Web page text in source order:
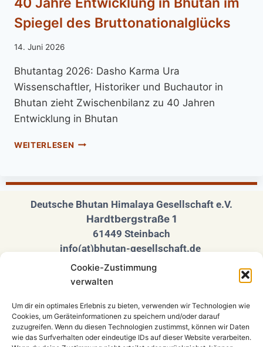
Cookie-Zustimmung
verwalten
Um dir ein optimales Erlebnis zu bieten, verwenden wir Technologien wie
Cookies, um Geräteinformationen zu speichern und/oder darauf
zuzugreifen. Wenn du diesen Technologien zustimmst, können wir Daten
wie das Surfverhalten oder eindeutige IDs auf dieser Website verarbeiten.
Spiegel des Bruttonationalglücks
Von
14. Juni 2026
Bhutantag 2026: Dasho Karma Ura
Wissenschaftler, Historiker und Buchautor in
Bhutan zieht Zwischenbilanz zu 40 Jahren
Entwicklung in Bhutan
WEITERLESEN
Deutsche Bhutan Himalaya Gesellschaft e.V.
Hardtbergstraße 1
61449 Steinbach
info(at)bhutan-gesellschaft.de
Folgen Sie uns auf unseren Social Media